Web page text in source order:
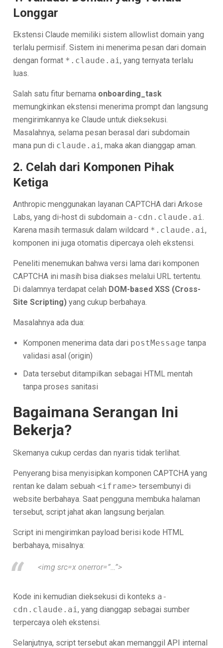
Longgar
Ekstensi Claude memiliki sistem allowlist domain yang
terlalu permisif. Sistem ini menerima pesan dari domain
dengan format *.claude.ai, yang ternyata terlalu
luas.
Salah satu fitur bernama onboarding_task
memungkinkan ekstensi menerima prompt dan langsung
mengirimkannya ke Claude untuk dieksekusi.
Masalahnya, selama pesan berasal dari subdomain
mana pun di claude.ai, maka akan dianggap aman.
2. Celah dari Komponen Pihak
Ketiga
Anthropic menggunakan layanan CAPTCHA dari Arkose
Labs, yang di-host di subdomain a-cdn.claude.ai
Karena masih termasuk dalam wildcard *.claude.ai,
komponen ini juga otomatis dipercaya oleh ekstensi.
Peneliti menemukan bahwa versi lama dari komponen
CAPTCHA ini masih bisa diakses melalui URL tertentu.
Di dalamnya terdapat celah DOM-based XSS (Cross-
Site Scripting) yang cukup berbahaya.
Masalahnya ada dua:
Komponen menerima data dari postMessage tanpa
validasi asal (origin)
Data tersebut ditampilkan sebagai HTML mentah
tanpa proses sanitasi
Bagaimana Serangan Ini
Bekerja?
Skemanya cukup cerdas dan nyaris tidak terlihat.
Penyerang bisa menyisipkan komponen CAPTCHA yang
rentan ke dalam sebuah<iframe> tersembunyi di
website berbahaya. Saat pengguna membuka halaman
tersebut, script jahat akan langsung berjalan.
Script ini mengirimkan payload berisi kode HTML
berbahaya, misalnya:
<img src=x onerror=”…”>
Kode ini kemudian dieksekusi di konteks a-
cdn.claude.ai, yang dianggap sebagai sumber
terpercaya oleh ekstensi.
Selanjutnya, script tersebut akan memanggil API internal